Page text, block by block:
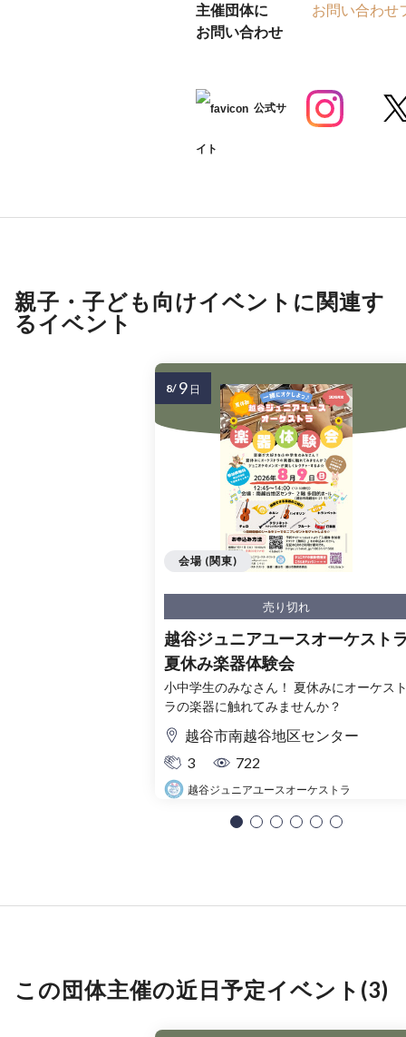
主催団体に
お問い合わせ
お問い合わせ
公式サ
イト
親子・子ども向けイベントに関連す
るイベント
売り切れ
越谷ジュニアユースオーケスト
夏休み楽器体験会
小中学生のみなさん！ 夏休みにオーケス
ラの楽器に触れてみませんか？
越谷市南越谷地区センター
3
722
越谷ジュニアユースオーケストラ
会場 (関東)
8/ 9 日
この団体主催の近日予定イベント(3)